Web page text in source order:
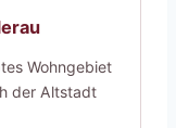
Wohngebiet
der Altstadt